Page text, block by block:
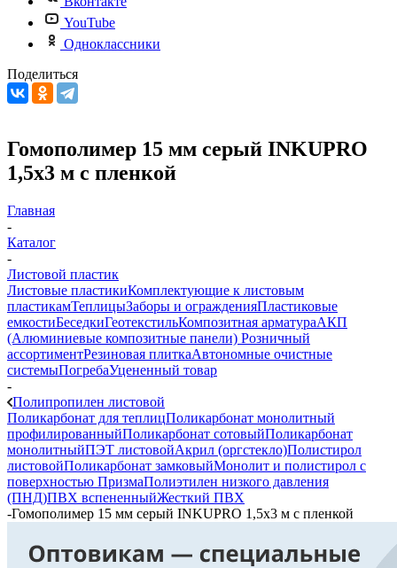
YouTube
Одноклассники
Поделиться
Гомополимер 15 мм серый INKUPRO
1,5х3 м с пленкой
Главная
-
Каталог
-
Листовой пластик
Листовые пластикиКомплектующие к листовым
пластикамТеплицыЗаборы и огражденияПластиковые
емкостиБеседкиГеотекстильКомпозитная арматураАКП
(Алюминиевые композитные панели) Розничный
ассортиментРезиновая плиткаАвтономные очистные
системыПогребаУцененный товар
-
Полипропилен листовой
Поликарбонат для теплицПоликарбонат монолитный
профилированныйПоликарбонат сотовыйПоликарбонат
монолитныйПЭТ листовойАкрил (оргстекло)Полистирол
листовойПоликарбонат замковыйМонолит и полистирол с
поверхностью ПризмаПолиэтилен низкого давления
(ПНД)ПВХ вспененныйЖесткий ПВХ
-Гомополимер 15 мм серый INKUPRO 1,5х3 м с пленкой